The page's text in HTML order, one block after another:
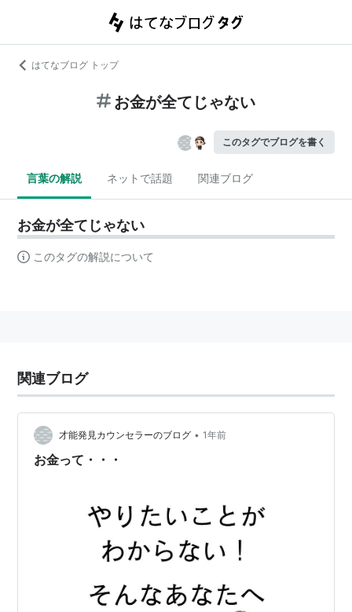
はてなブログ トップ
お金が全てじゃない
このタグでブログを書く
言葉の解説 ネットで話題 関連ブログ
お金が全てじゃない
このタグの解説について
関連ブログ
才能発見カウンセラーのブログ • 1年前
お金って・・・